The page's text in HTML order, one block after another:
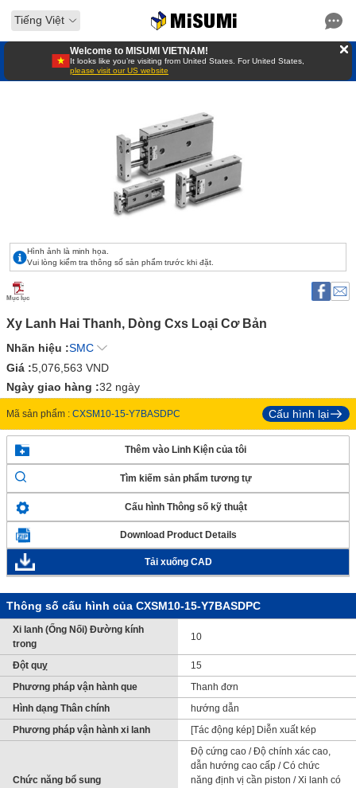
Tiếng Việt
Welcome to MISUMI VIETNAM!
It looks like you’re visiting from United States. For United States,
please visit our US website
Hình ảnh là minh họa.
Vui lòng kiểm tra thông số sản phẩm trước khi đặt.
Mục lục
Xy Lanh Hai Thanh, Dòng Cxs Loại Cơ Bản
Nhãn hiệu :SMC
Giá :5,076,563 VND
Ngày giao hàng :32 ngày
Mã sản phẩm : CXSM10-15-Y7BASDPC Cấu hình lại
Thêm vào Linh Kiện của tôi
Tìm kiếm sản phẩm tương tự
Cấu hình Thông số kỹ thuật
Download Product Details
Tải xuống CAD
Thông số cấu hình của CXSM10-15-Y7BASDPC
Xi lanh (Ống Nối) Đường kính
trong
10
Đột quỵ
15
Phương pháp vận hành que
Thanh đơn
Hình dạng Thân chính
hướng dẫn
Phương pháp vận hành xi lanh
[Tác động kép] Diễn xuất kép
Chức năng bổ sung
Độ cứng cao / Độ chính xác cao,
dẫn hướng cao cấp / Có chức
năng định vị cần piston / Xi lanh có